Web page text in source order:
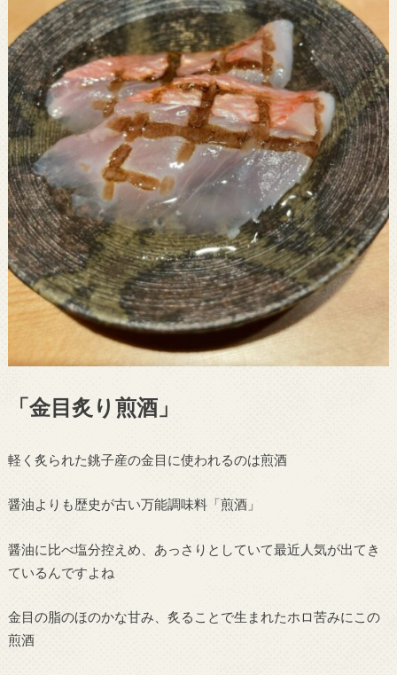
「金目炙り煎酒」
軽く炙られた銚子産の金目に使われるのは煎酒
醤油よりも歴史が古い万能調味料「煎酒」
醤油に比べ塩分控えめ、あっさりとしていて最近人気が出てき
ているんですよね
金目の脂のほのかな甘み、炙ることで生まれたホロ苦みにこの
煎酒